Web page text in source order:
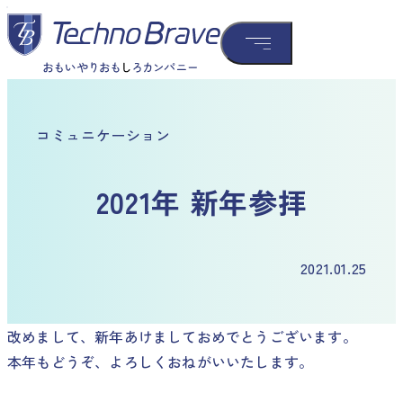
コミュニケーション
2021年 新年参拝
2021.01.25
改めまして、新年あけましておめでとうございます。
本年もどうぞ、よろしくおねがいいたします。